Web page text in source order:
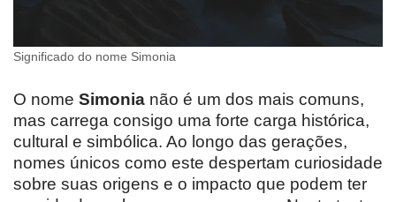
Significado do nome Simonia
O nome Simonia não é um dos mais comuns,
mas carrega consigo uma forte carga histórica,
cultural e simbólica. Ao longo das gerações,
nomes únicos como este despertam curiosidade
sobre suas origens e o impacto que podem ter